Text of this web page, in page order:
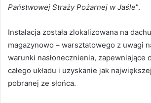
Państwowej Straży Pożarnej w Jaśle”.
Instalacja została zlokalizowana na
magazynowo – warsztatowego z uwagi
warunki nasłonecznienia, zapewniające
całego układu i uzyskanie jak
pobranej ze słońca.